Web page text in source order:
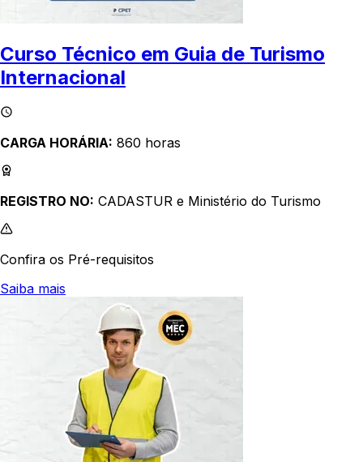
Curso Técnico em Guia de Turismo
Internacional
CARGA HORÁRIA: 860 horas
REGISTRO NO: CADASTUR e Ministério do Turismo
Confira os Pré-requisitos
Saiba mais